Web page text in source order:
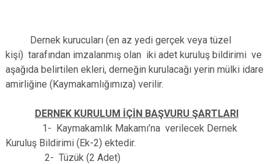
Kocasinan
Melikgazi
Yahyalı
Yeşilhisar
Dernek kurucuları (en az yedi gerçek veya tüzel
kişi) tarafından imzalanmış olan iki adet kuruluş bildirimi ve
aşağıda belirtilen ekleri, derneğin kurulacağı yerin mülki idare
amirliğine (Kaymakamlığımıza) verilir.
DERNEK KURULUM İÇİN BAŞVURU ŞARTLARI
1- Kaymakamlık Makamı’na verilecek Dernek
Kuruluş Bildirimi (Ek-2) ektedir.
2- Tüzük (2 Adet)